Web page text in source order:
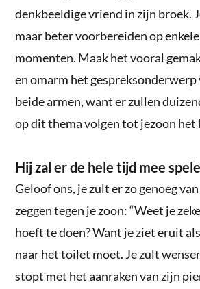
denkbeeldige vriend in zijn broek.
maar beter voorbereiden op
momenten. Maak het vooral
en omarm het gespreksonderwerp
beide armen, want er zullen
op dit thema volgen tot jezoon het
Hij zal er de hele tijd mee
Geloof ons, je zult er zo genoeg
zeggen tegen je zoon: “Weet je
hoeft te doen? Want je ziet eruit
naar het toilet moet. Je zult
stopt met het aanraken van zijn